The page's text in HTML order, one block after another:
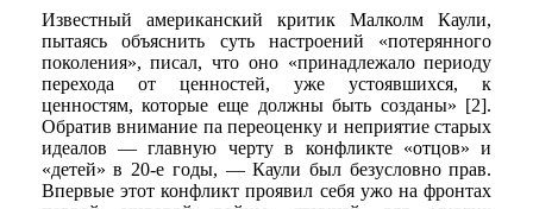
Известный американский критик Малколм Каули,
пытаясь объяснить суть настроений «потерянного
поколения», писал, что оно «принадлежало периоду
перехода от ценностей, уже устоявшихся, к
ценностям, которые еще должны быть созданы» [2].
Обратив внимание па переоценку и неприятие старых
идеалов — главную черту в конфликте «отцов» и
«детей» в 20-е годы, — Каули был безусловно прав.
Впервые этот конфликт проявил себя ужо на фронтах